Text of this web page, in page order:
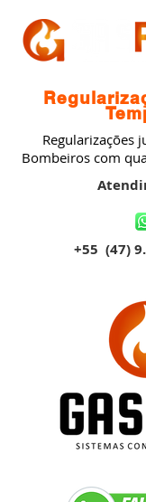
Regularizações
Bombeiros com
+55 (47)